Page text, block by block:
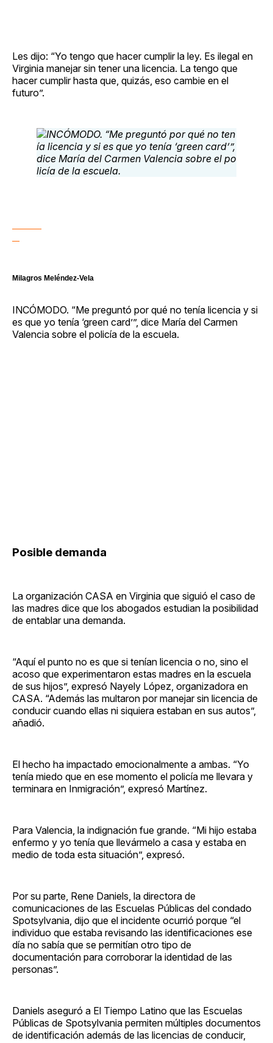
Les dijo: “Yo tengo que hacer cumplir la ley. Es ilegal en
Virginia manejar sin tener una licencia. La tengo que
hacer cumplir hasta que, quizás, eso cambie en el
futuro”.
Milagros Meléndez-Vela
INCÓMODO. “Me preguntó por qué no tenía licencia y si
es que yo tenía ‘green card’”, dice María del Carmen
Valencia sobre el policía de la escuela.
Posible demanda
La organización CASA en Virginia que siguió el caso de
las madres dice que los abogados estudian la posibilidad
de entablar una demanda.
“Aquí el punto no es que si tenían licencia o no, sino el
acoso que experimentaron estas madres en la escuela
de sus hijos”, expresó Nayely López, organizadora en
CASA. “Además las multaron por manejar sin licencia de
conducir cuando ellas ni siquiera estaban en sus autos”,
añadió.
El hecho ha impactado emocionalmente a ambas. “Yo
tenía miedo que en ese momento el policía me llevara y
terminara en Inmigración”, expresó Martínez.
Para Valencia, la indignación fue grande. “Mi hijo estaba
enfermo y yo tenía que llevármelo a casa y estaba en
medio de toda esta situación”, expresó.
Por su parte, Rene Daniels, la directora de
comunicaciones de las Escuelas Públicas del condado
Spotsylvania, dijo que el incidente ocurrió porque “el
individuo que estaba revisando las identificaciones ese
día no sabía que se permitían otro tipo de
documentación para corroborar la identidad de las
personas”.
Daniels aseguró a El Tiempo Latino que las Escuelas
Públicas de Spotsylvania permiten múltiples documentos
de identificación además de las licencias de conducir,